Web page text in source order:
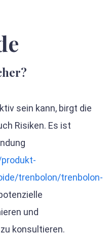
sein kann, birgt die
Risiken. Es ist
trenbolon/trenbolon-
und
konsultieren.